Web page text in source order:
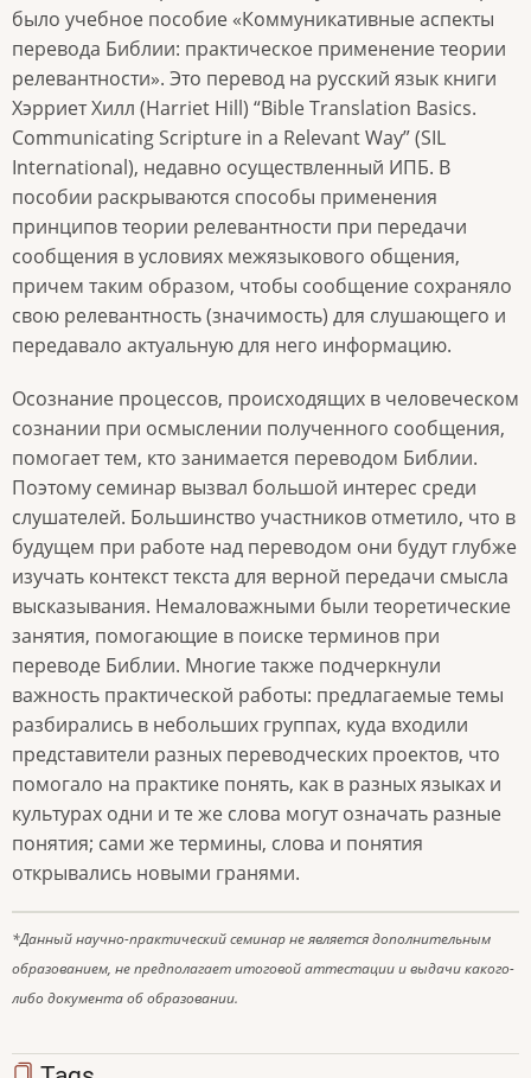
было учебное пособие «Коммуникативные аспекты
перевода Библии: практическое применение теории
релевантности». Это перевод на русский язык книги
Хэрриет Хилл (Harriet Hill) “Bible Translation Basics.
Communicating Scripture in a Relevant Way” (SIL
International), недавно осуществленный ИПБ. В
пособии раскрываются способы применения
принципов теории релевантности при передачи
сообщения в условиях межязыкового общения,
причем таким образом, чтобы сообщение сохраняло
свою релевантность (значимость) для слушающего и
передавало актуальную для него информацию.
Осознание процессов, происходящих в человеческом
сознании при осмыслении полученного сообщения,
помогает тем, кто занимается переводом Библии.
Поэтому семинар вызвал большой интерес среди
слушателей. Большинство участников отметило, что в
будущем при работе над переводом они будут глубже
изучать контекст текста для верной передачи смысла
высказывания. Немаловажными были теоретические
занятия, помогающие в поиске терминов при
переводе Библии. Многие также подчеркнули
важность практической работы: предлагаемые темы
разбирались в небольших группах, куда входили
представители разных переводческих проектов, что
помогало на практике понять, как в разных языках и
культурах одни и те же слова могут означать разные
понятия; сами же термины, слова и понятия
открывались новыми гранями.
*Данный научно-практический семинар не является дополнительным
образованием, не предполагает итоговой аттестации и выдачи какого-
либо документа об образовании.